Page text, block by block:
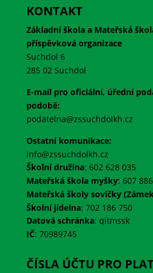
KONTAKT
Základní škola a Mateřská
příspěvková organizace
Suchdol 6
285 02 Suchdol
E-mail pro oficiální, úřední
podobě:
podatelna@zssuchdolkh.cz
Ostatní komunikace:
info@zssuchdolkh.cz
Školní družina: 602 628 035
Mateřská škola myšky: 607
Mateřská školy sovičky
Školní jídelna: 702 186 750
Datová schránka: qitmssk
IČ: 70989745
ČÍSLA ÚČTU PRO